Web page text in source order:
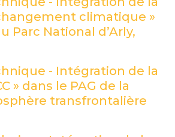
climatique »
Parc National d’Arly,
- Intégration de la
» dans le PAG de la
transfrontalière